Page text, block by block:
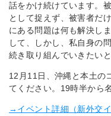
話をかけ続けています。
として捉えず、被害者だ
にある問題は何も解決し
して、しかし、私自身の
続き取り組んでいきたいと
12月11日、沖縄と本土の
てください。19時半から
→イベント詳細（新外交